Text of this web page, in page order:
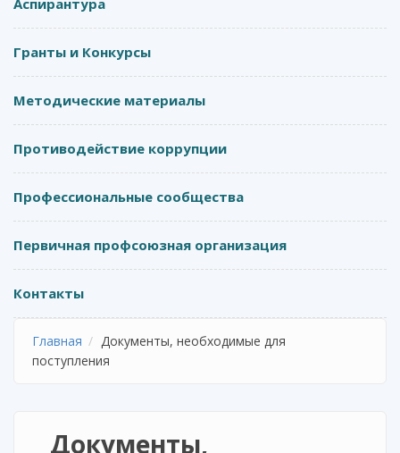
Аспирантура
Гранты и Конкурсы
Методические материалы
Противодействие коррупции
Профессиональные сообщества
Первичная профсоюзная организация
Контакты
Главная
Документы, необходимые для
поступления
Документы,